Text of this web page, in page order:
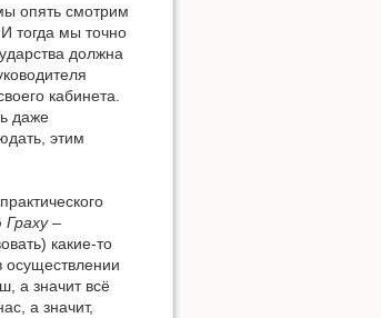
опять смотрим
тогда мы точно
должна
кабинета.
даже
этим
Граху–
какие-то
а значит всё
а значит,